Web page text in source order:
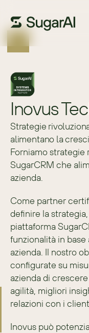
Inovus
Strategie
alimentano la
Forniamo strategie
SugarCRM che
azienda.
Come partner
definire la
piattaforma
funzionalità in
azienda. Il nostro
configurate su
azienda di
agilità, migliori
relazioni con i
Inovus può